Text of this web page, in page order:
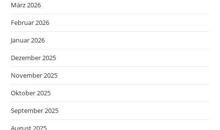
März 2026
Februar 2026
Januar 2026
Dezember 2025
November 2025
Oktober 2025
September 2025
August 2025